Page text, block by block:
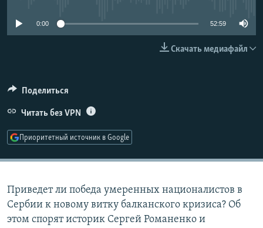
Все сайты РСЕ/РС
0:00 52:59
Скачать медиафайл
Поделиться
Читать без VPN
Приоритетный источник в Google
Приведет ли победа умеренных националистов в
Сербии к новому витку балканского кризиса? Об
этом спорят историк Сергей Романенко и